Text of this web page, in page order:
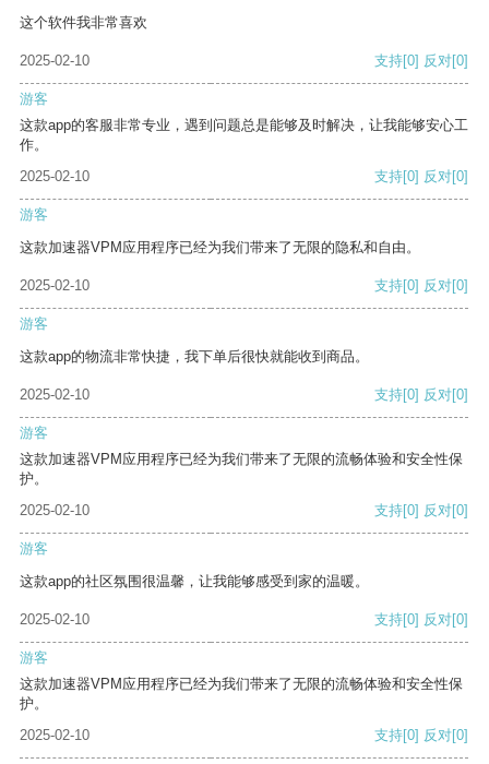
这个软件我非常喜欢
2025-02-10 支持[0] 反对[0]
游客
这款app的客服非常专业，遇到问题总是能够及时解决，让我能够安心工
作。
2025-02-10
支持[0] 反对[0]
游客
这款加速器VPM应用程序已经为我们带来了无限的隐私和自由。
2025-02-10 支持[0] 反对[0]
游客
这款app的物流非常快捷，我下单后很快就能收到商品。
2025-02-10 支持[0] 反对[0]
游客
这款加速器VPM应用程序已经为我们带来了无限的流畅体验和安全性保
护。
2025-02-10
支持[0] 反对[0]
游客
这款app的社区氛围很温馨，让我能够感受到家的温暖。
2025-02-10 支持[0] 反对[0]
游客
这款加速器VPM应用程序已经为我们带来了无限的流畅体验和安全性保
护。
2025-02-10
支持[0] 反对[0]